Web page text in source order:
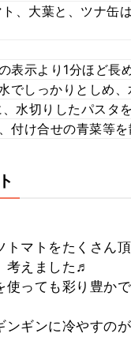
、大葉と、ツナ缶
表示より1分ほど長
でしっかりとしめ、
水切りしたパスタを
付け合せの青菜等を
トマトをたくさん
考えました♬
っても彩り豊か
ギンに冷やすの